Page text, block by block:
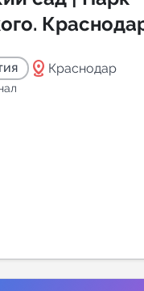
Горящие
distance Краснодар